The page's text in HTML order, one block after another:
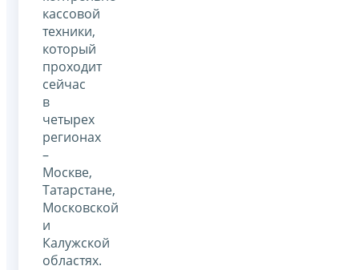
кассовой
техники,
который
проходит
сейчас
в
четырех
регионах
–
Москве,
Татарстане,
Московской
и
Калужской
областях.